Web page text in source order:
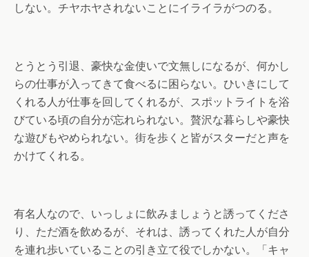
しない。チヤホヤされないことにイライラがつのる。
とうとう引退、豪快な金使いで文無しになるが、何かし
らの仕事が入ってきて食べるに困らない。ひいきにして
くれる人が仕事を回してくれるが、スポットライトを浴
びている頃の自分が忘れられない。贅沢な暮らしや豪快
な遊びもやめられない。街を歩くと皆がスターだと声を
かけてくれる。
有名人なので、いっしょに飲みましょうと誘ってくださ
り、ただ酒を飲めるが、それは、誘ってくれた人が自分
を連れ歩いていることの引き立て役でしかない。「キャ